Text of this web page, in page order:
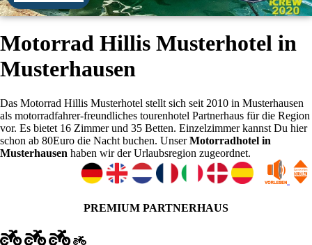
Motorrad Hillis Musterhotel in
Musterhausen
Das Motorrad Hillis Musterhotel stellt sich seit 2010 in Musterhausen
als motorradfahrer-freundliches tourenhotel Partnerhaus für die Region
vor. Es bietet 16 Zimmer und 35 Betten. Einzelzimmer kannst Du hier
schon ab 80Euro die Nacht buchen. UnserMotorradhotel in
Musterhausen haben wir der Urlaubsregion zugeordnet.
PREMIUM PARTNERHAUS